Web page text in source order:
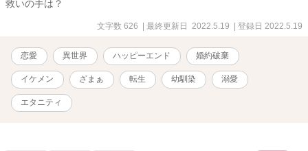
救いの手は？
文字数 626 | 最終更新日 2022.5.19 | 登録日 2022.5.19
恋愛 異世界 ハッピーエンド 婚約破棄
イケメン ざまぁ 転生 幼馴染 溺愛
エタニティ